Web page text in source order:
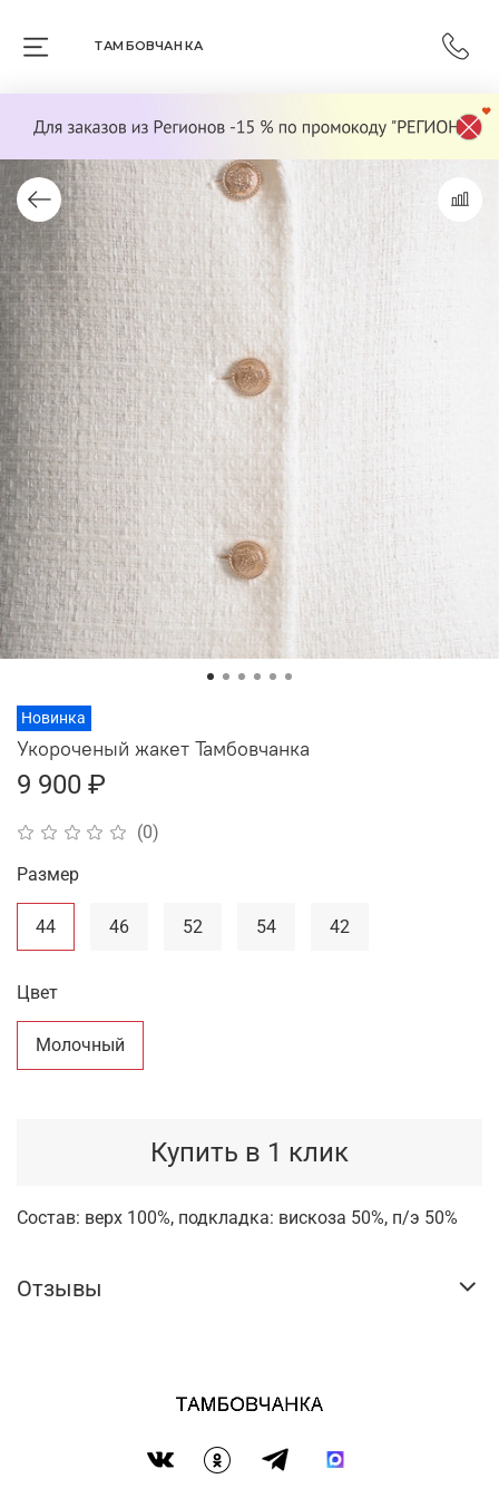
ТАМБОВЧАНКА
Новинка
(0)
Укороченый жакет Тамбовчанка
9 900 ₽
Купить в 1 клик
Размер
44 46 52 54 42
Цвет
Молочный
Состав: верх 100%, подкладка: вискоза 50%, п/э 50%
Отзывы